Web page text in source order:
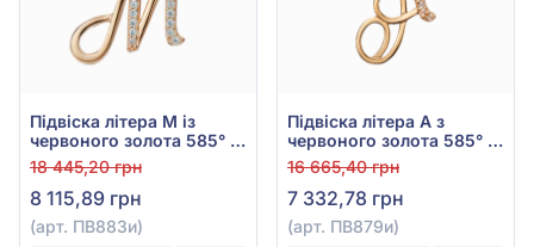
Підвіска літера М із
червоного золота 585° з
фіанітом/куб.цирконієм,
арт. ПВ883и
18 445,20 грн
8 115,89 грн
(арт. ПВ883и)
Підвіска літера А з
червоного золота 585° з
фіанітом/куб.цирконієм,
арт. ПВ879и
16 665,40 грн
7 332,78 грн
(арт. ПВ879и)